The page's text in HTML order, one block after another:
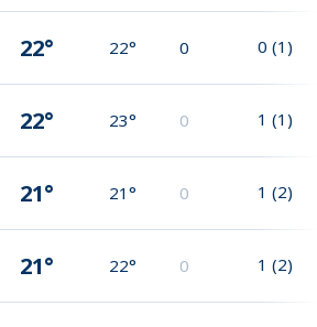
22° 22° 0 0 (1)
22° 23° 0 1 (1)
21° 21° 0 1 (2)
21° 22° 0 1 (2)